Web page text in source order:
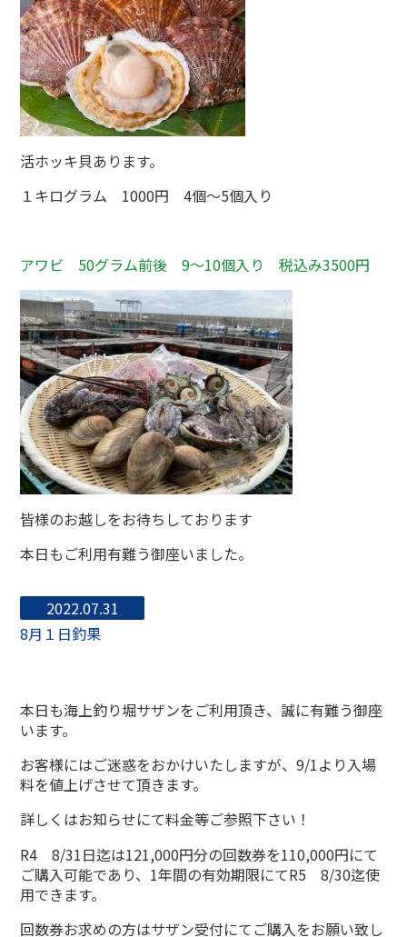
活ホッキ貝あります。
１キログラム 1000円 4個～5個入り
アワビ 50グラム前後 9～10個入り 税込み3500円
皆様のお越しをお待ちしております
本日もご利用有難う御座いました。
2022.07.31
8月１日釣果
本日も海上釣り堀サザンをご利用頂き、誠に有難う御座
います。
お客様にはご迷惑をおかけいたしますが、9/1より入場
料を値上げさせて頂きます。
詳しくはお知らせにて料金等ご参照下さい！
R4 8/31日迄は121,000円分の回数券を110,000円にて
ご購入可能であり、1年間の有効期限にてR5 8/30迄使
用できます。
回数券お求めの方はサザン受付にてご購入をお願い致し